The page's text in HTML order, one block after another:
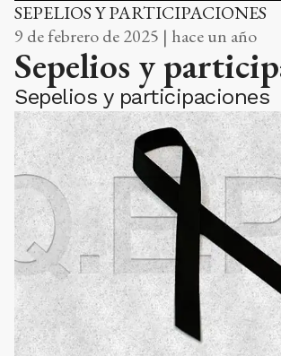
SEPELIOS Y PARTICIPACIONES
9 de febrero de 2025 | hace un año
Sepelios y
Sepelios y participaciones